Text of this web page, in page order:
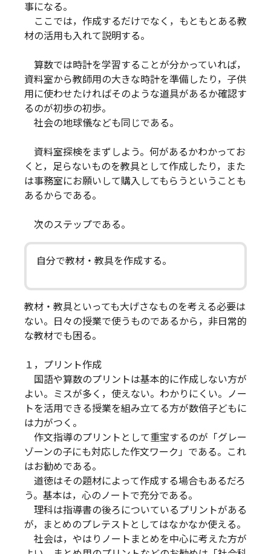
事になる。
ここでは，作成するだけでなく，もともとある教
材の活用も入れて説明する。
算数では時計を学習することが分かっていれば，
資料室から教師用の大きな時計を準備したり，子供
用に使わせたければそのような道具があるか確認す
るのが初歩の初歩。
社会の地球儀なども同じである。
資料室探検をまずしよう。何があるかわかってお
くと，足らないものを教具として作成したり，また
は事務室にお願いして購入してもらうということも
あるからである。
次のステップである。
自分で教材・教具を作成する。
教材・教具といっても大げさなものを考える必要は
ない。日々の授業で使うものであるから，非日常的
な教材でも困る。
１，プリント作成
国語や算数のプリントは基本的に作成しない方が
よい。ミスが多く，使えない。わかりにくい。ノー
トを活用できる授業を組み立てる方が数倍子どもに
は力がつく。
作文指導のプリントとして重宝するのが「グレー
ゾーンの子にも対応した作文ワーク」である。これ
はお勧めである。
道徳はその題材によって作成する場合もあるだろ
う。基本は，心のノートで充分である。
理科は指導書の後ろについているプリントがある
が，まとめのプレテストとしてはなかなか使える。
社会は，やはりノートまとめを中心に考えた方が